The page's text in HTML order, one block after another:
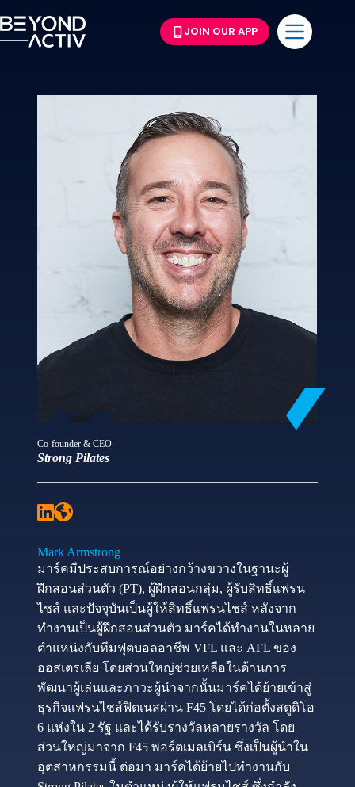
JOIN OUR APP
Co-founder & CEO
Strong Pilates
Mark Armstrong
มาร์คมีประสบการณ์อย่างกว้างขวางในฐานะผู้
ฝึกสอนส่วนตัว (PT), ผู้ฝึกสอนกลุ่ม, ผู้รับสิทธิ์แฟรน
ไชส์ และปัจจุบันเป็นผู้ให้สิทธิ์แฟรนไชส์ หลังจาก
ทำงานเป็นผู้ฝึกสอนส่วนตัว มาร์คได้ทำงานในหลาย
ตำแหน่งกับทีมฟุตบอลอาชีพ VFL และ AFL ของ
ออสเตรเลีย โดยส่วนใหญ่ช่วยเหลือในด้านการ
พัฒนาผู้เล่นและภาวะผู้นำจากนั้นมาร์คได้ย้ายเข้าสู่
ธุรกิจแฟรนไชส์ฟิตเนสผ่าน F45 โดยได้ก่อตั้งสตูดิโอ
6 แห่งใน 2 รัฐ และได้รับรางวัลหลายรางวัล โดย
ส่วนใหญ่มาจาก F45 พอร์ตเมลเบิร์น ซึ่งเป็นผู้นำใน
อุตสาหกรรมนี้ ต่อมา มาร์คได้ย้ายไปทำงานกับ